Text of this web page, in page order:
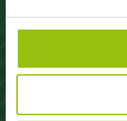
Avoimen
Saat tietoa